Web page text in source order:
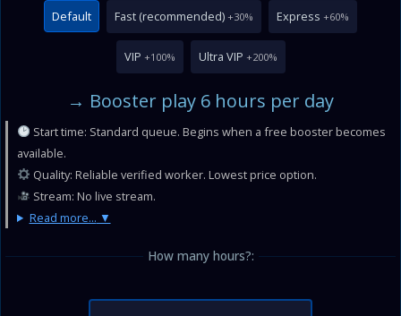
Default Fast (recommended) +30% Express +60%
VIP +100% Ultra VIP +200%
→ Booster play 6 hours per day
Start time: Standard queue. Begins when a free booster becomes
available.
Quality: Reliable verified worker. Lowest price option.
Stream: No live stream.
Read more...
How many hours?: